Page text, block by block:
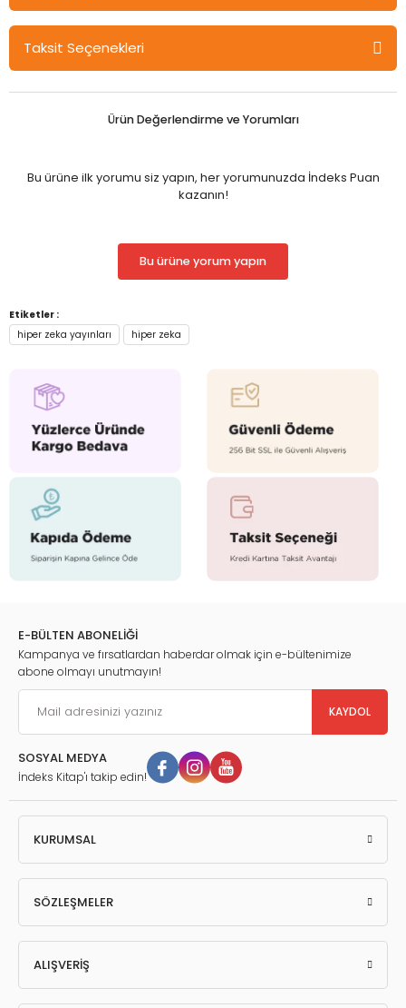
Hiper Zeka 8. Sınıf TAM Türkçe nin Ana Modülleri-4 Fiilde Çatı ve
Cümle Türleri Hiper Zeka Yayınları
Taksit Seçenekleri
Ürün Değerlendirme ve Yorumları
Bu ürüne ilk yorumu siz yapın, her yorumunuzda İndeks Puan
kazanın!
Bu ürüne yorum yapın
Etiketler :
hiper zeka yayınları
hiper zeka
E-BÜLTEN ABONELİĞİ
Kampanya ve fırsatlardan haberdar olmak için e-bültenimize
abone olmayı unutmayın!
KAYDOL
SOSYAL MEDYA
İndeks Kitap'ı takip edin!
KURUMSAL
SÖZLEŞMELER
ALIŞVERİŞ